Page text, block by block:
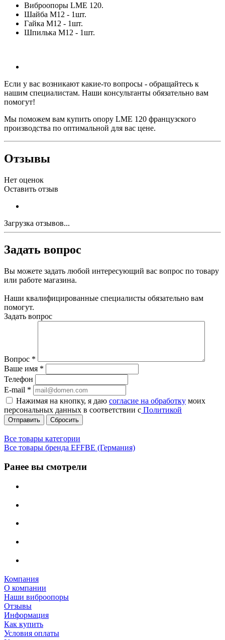
Виброопоры LME 120.
Шайба M12 - 1шт.
Гайка M12 - 1шт.
Шпилька M12 - 1шт.
Если у вас возникают какие-то вопросы - обращайтесь к
нашим специалистам. Наши консультанты обязательно вам
помогут!
Мы поможем вам купить опору LME 120 французского
производства по оптимальной для вас цене.
Отзывы
Нет оценок
Оставить отзыв
Загрузка отзывов...
Задать вопрос
Вы можете задать любой интересующий вас вопрос по товару
или работе магазина.
Наши квалифицированные специалисты обязательно вам
помогут.
Задать вопрос
Вопрос *
Ваше имя *
Телефон
E-mail *
Нажимая на кнопку, я даю согласие на обработку моих
персональных данных в соответствии с Политикой
Сбросить
Все товары категории
Все товары бренда EFFBE (Германия)
Ранее вы смотрели
Компания
О компании
Наши виброопоры
Отзывы
Информация
Как купить
Условия оплаты